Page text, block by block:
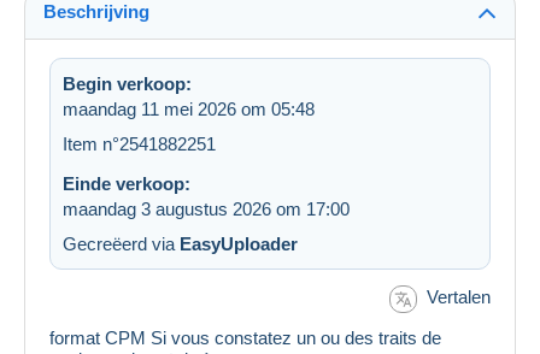
Beschrijving
Begin verkoop:
maandag 11 mei 2026 om 05:48
Item n°2541882251
Einde verkoop:
maandag 3 augustus 2026 om 17:00
Gecreëerd via EasyUploader
Vertalen
format CPM Si vous constatez un ou des traits de